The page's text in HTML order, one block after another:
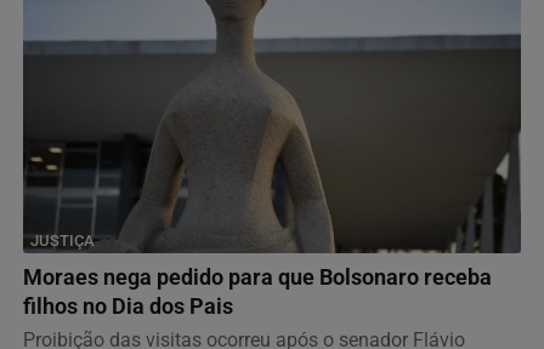
JUSTIÇA
Moraes nega pedido para que Bolsonaro receba
filhos no Dia dos Pais
Proibição das visitas ocorreu após o senador Flávio